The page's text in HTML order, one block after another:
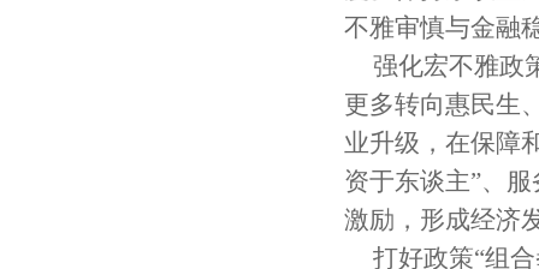
不雅审慎与金融
强化宏不雅政
更多转向惠民生
业升级，在保障
资于东谈主”、
激励，形成经济
打好政策“组